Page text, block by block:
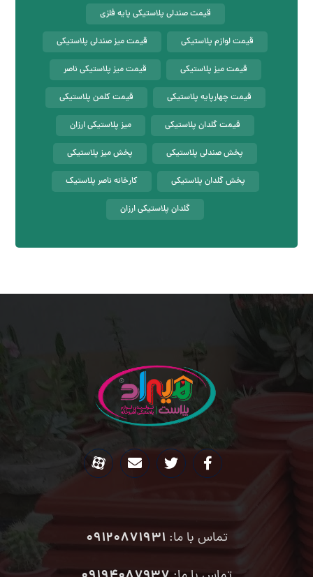
قیمت صندلی پلاستیکی پایه فلزی
قیمت لوازم پلاستیکی قیمت میز صندلی پلاستیکی
قیمت میز پلاستیکی قیمت میز پلاستیکی ناصر
قیمت چهارپایه پلاستیکی قیمت کلمن پلاستیکی
قیمت گلدان پلاستیکی میز پلاستیکی ارزان
پخش صندلی پلاستیکی پخش میز پلاستیکی
پخش گلدان پلاستیکی کارخانه ناصر پلاستیک
گلدان پلاستیکی ارزان
تماس با ما:09120871931